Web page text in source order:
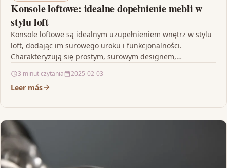
Konsole loftowe: idealne dopełnienie mebli w
stylu loft
Konsole loftowe są idealnym uzupełnieniem wnętrz w stylu
loft, dodając im surowego uroku i funkcjonalności.
Charakteryzują się prostym, surowym designem,
3 minut czytania 2025-02-03
Leer más